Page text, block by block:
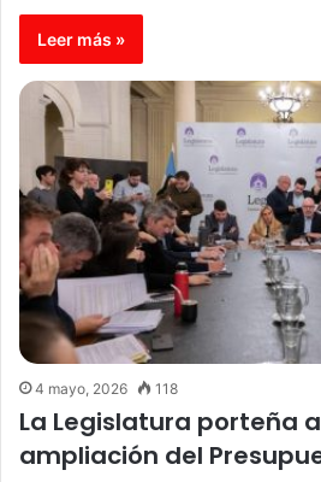
Leer más »
4 mayo, 2026 118
La Legislatura porteña
ampliación del